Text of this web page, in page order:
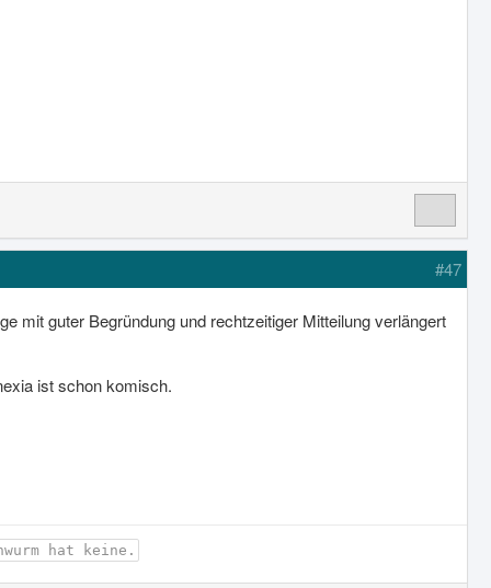
#47
mit guter Begründung und rechtzeitiger Mitteilung verlängert
ist schon komisch.
hat keine.